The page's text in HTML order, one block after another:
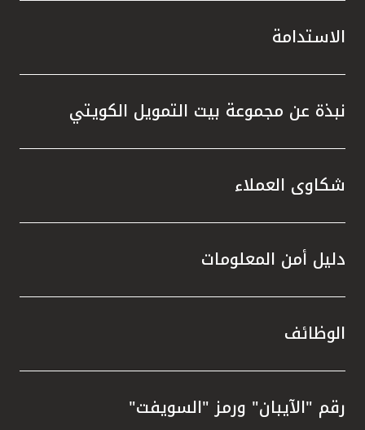
الاستدامة
نبذة عن مجموعة بيت التمويل الكويتي
شكاوى العملاء
دليل أمن المعلومات
الوظائف
رقم "الآيبان" ورمز "السويفت"